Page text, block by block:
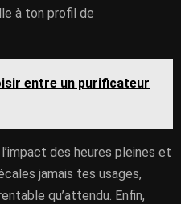
à ton profil de
entre un purificateur
des heures pleines et
jamais tes usages,
qu’attendu. Enfin,